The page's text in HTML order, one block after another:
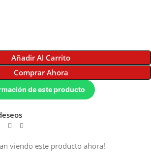
Añadir Al Carrito
Comprar Ahora
de este producto
viendo este producto ahora!